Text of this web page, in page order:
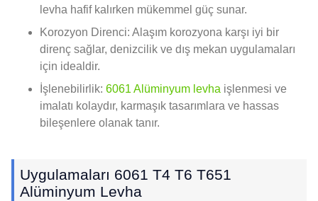
levha hafif kalırken mükemmel güç sunar.
Korozyon Direnci: Alaşım korozyona karşı iyi bir
direnç sağlar, denizcilik ve dış mekan uygulamaları
için idealdir.
İşlenebilirlik: 6061 Alüminyum levha işlenmesi ve
imalatı kolaydır, karmaşık tasarımlara ve hassas
bileşenlere olanak tanır.
Uygulamaları 6061 T4 T6 T651
Alüminyum Levha